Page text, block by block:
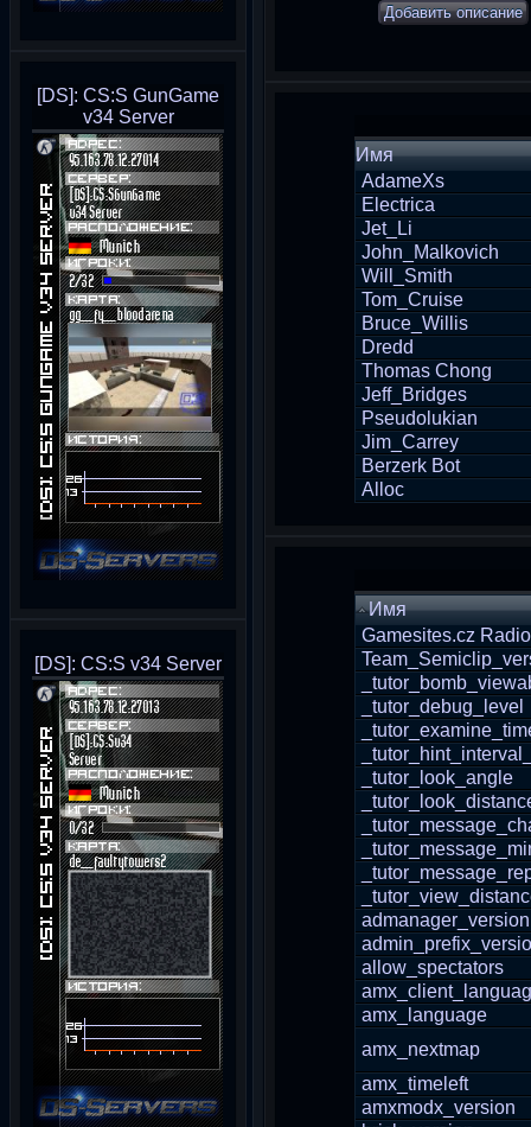
[DS]: CS:S GunGame
v34 Server
[DS]: CS:S v34 Server
Добавить описание
Имя
AdameXs
Electrica
Jet_Li
John_Malkovich
Will_Smith
Tom_Cruise
Bruce_Willis
Dredd
Thomas Chong
Jeff_Bridges
Pseudolukian
Jim_Carrey
Berzerk Bot
Alloc
Имя
Gamesites.cz Radio
_tutor_debug_level
_tutor_look_angle
admanager_version
allow_spectators
amx_language
amx_nextmap
amx_timeleft
amxmodx_version